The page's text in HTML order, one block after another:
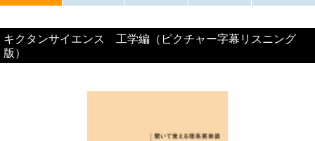
キクタンサイエンス 工学編（ピクチャー字幕リスニング
版）